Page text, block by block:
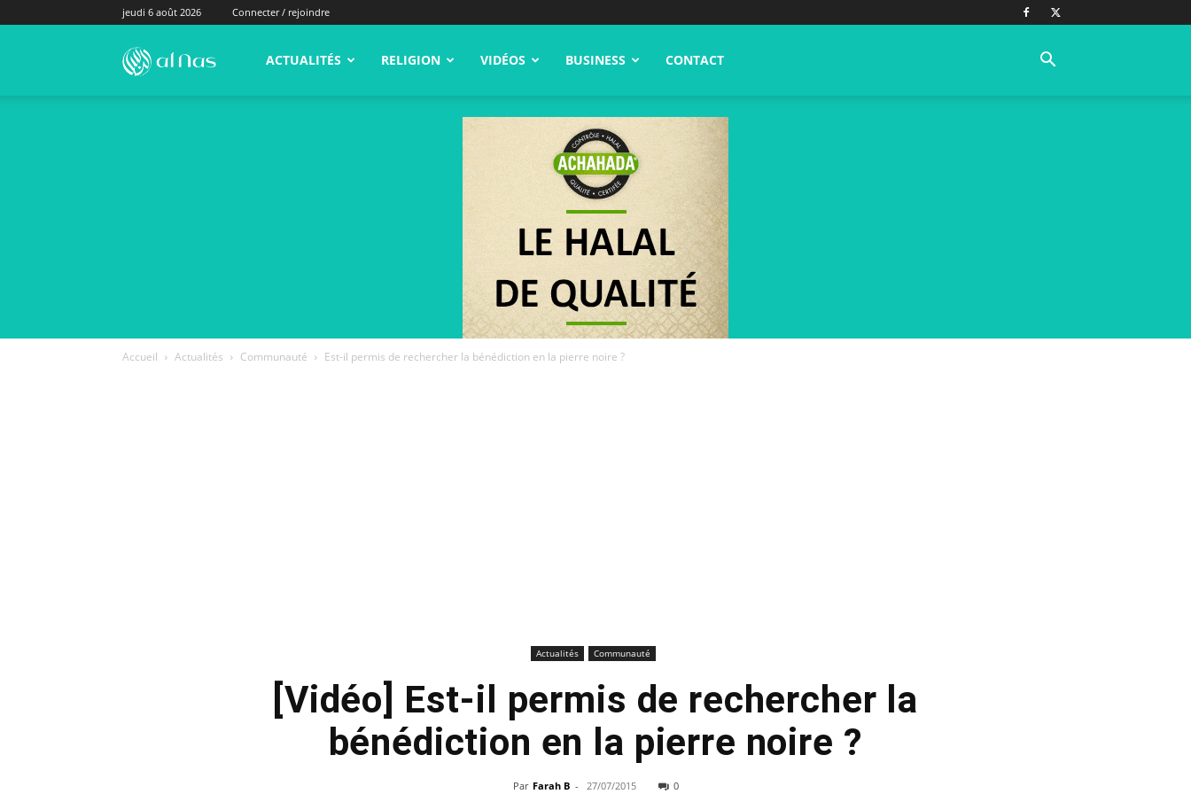
jeudi 6 août 2026 Connecter / rejoindre
alNas.fr ACTUALITÉS RELIGION VIDÉOS BUSINESS CONTACT
Accueil Actualités Communauté Est-il permis de rechercher la bénédiction en la pierre noire ?
Actualités Communauté
[Vidéo] Est-il permis de rechercher la
bénédiction en la pierre noire ?
Par Farah B - 27/07/2015 0